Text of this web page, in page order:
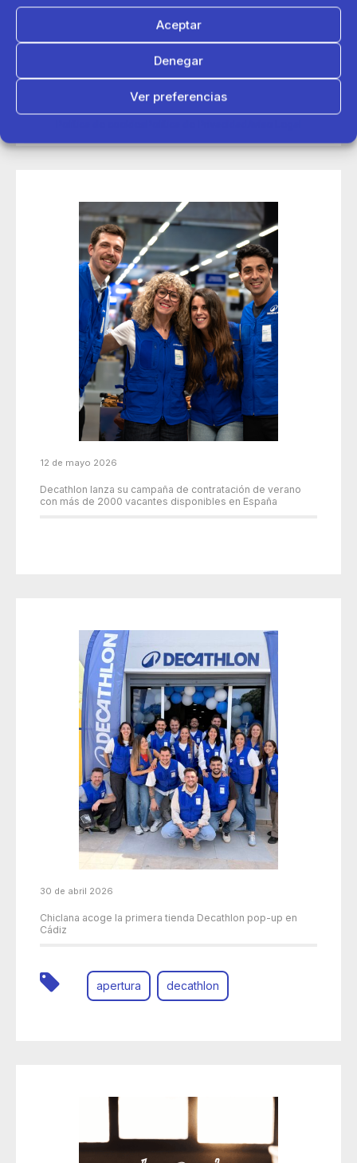
Aceptar
Denegar
Ver preferencias
Decathlon conecta con más de 200 deportistas en sus
12 de mayo 2026
Decathlon lanza su campaña de contratación de verano
con más de 2000 vacantes disponibles en España
30 de abril 2026
Chiclana acoge la primera tienda Decathlon pop-up en
Cádiz
apertura decathlon